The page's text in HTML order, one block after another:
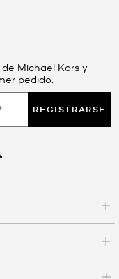
Michael Kors y
pedido.
REGISTRARSE